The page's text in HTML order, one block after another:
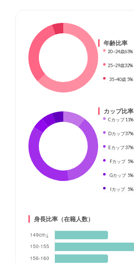
年齢比率
20~24歳63%
25~29歳32%
35~40歳 5%
カップ比率
Cカップ11%
Dカップ37%
Eカップ37%
Fカップ 5%
Gカップ 5%
Iカップ 5%
身長比率（在籍人数）